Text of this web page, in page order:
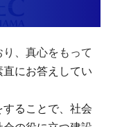
、真心をもって
にお答えしてい
ることで、社会